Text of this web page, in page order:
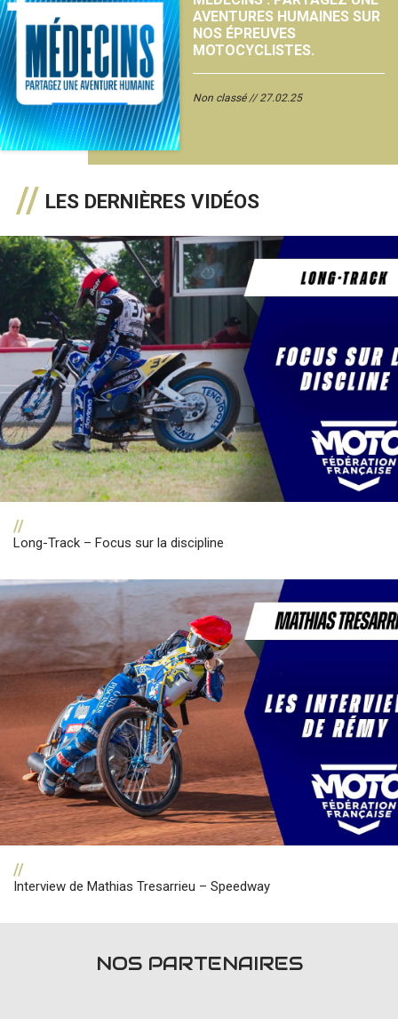
AVENTURES HUMAINES SUR
NOS ÉPREUVES
MOTOCYCLISTES.
Non classé 27.02.25
LES DERNIÈRES VIDÉOS
//
Long-Track – Focus sur la discipline
//
Interview de Mathias Tresarrieu – Speedway
NOS PARTENAIRES